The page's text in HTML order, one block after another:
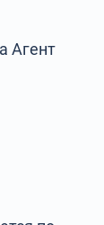
Агент